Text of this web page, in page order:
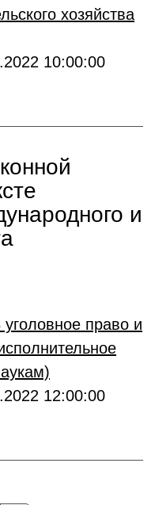
хозяйства
10:00:00
и
право и
12:00:00